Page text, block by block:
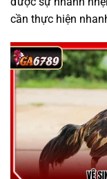
cần thực hiện